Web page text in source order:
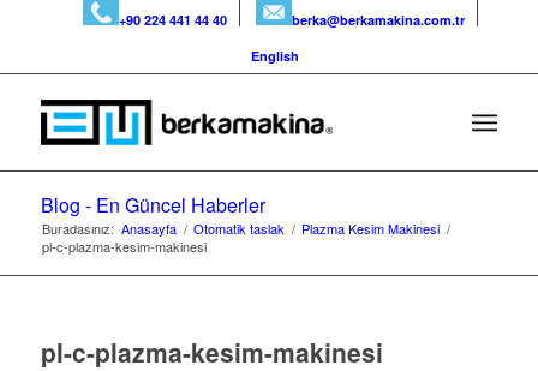
+90 224 441 44 40
berka@berkamakina.com.tr
English
Blog - En Güncel Haberler
Buradasınız: Anasayfa / Otomatik taslak / Plazma Kesim Makinesi /
pl-c-plazma-kesim-makinesi
pl-c-plazma-kesim-makinesi